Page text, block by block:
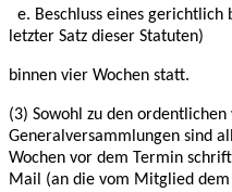
e. Beschluss eines gerichtlich
letzter Satz dieser Statuten)
binnen vier Wochen statt.
(3) Sowohl zu den
Generalversammlungen sind
Wochen vor dem Termin
Mail (an die vom Mitglied dem